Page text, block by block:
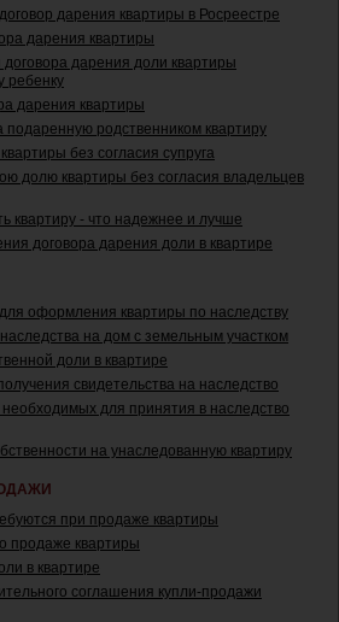
дарения квартиры в Росреестре
дарения квартиры
дарения доли квартиры
ребенку
дарения квартиры
подаренную родственником квартиру
без согласия супруга
долю квартиры без согласия владельцев
квартиру - что надежнее и лучше
договора дарения доли в квартире
оформления квартиры по наследству
на дом с земельным участком
доли в квартире
свидетельства на наследство
для принятия в наследство
на унаследованную квартиру
при продаже квартиры
продаже квартиры
в квартире
соглашения купли-продажи